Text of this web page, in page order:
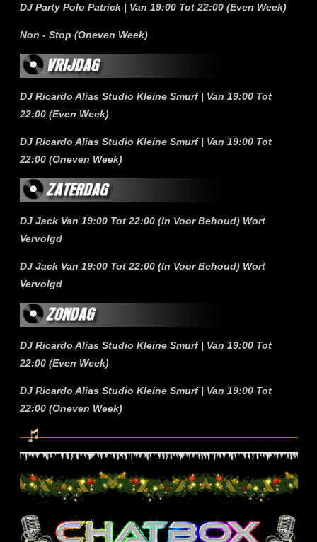
DJ Party Polo Patrick | Van 19:00 Tot 22:00 (Even Week)
Non - Stop (Oneven Week)
DJ Ricardo Alias Studio Kleine Smurf | Van 19:00 Tot
22:00 (Even Week)
DJ Ricardo Alias Studio Kleine Smurf | Van 19:00 Tot
22:00 (Oneven Week)
DJ Jack Van 19:00 Tot 22:00 (In Voor Behoud) Wort
Vervolgd
DJ Jack Van 19:00 Tot 22:00 (In Voor Behoud) Wort
Vervolgd
DJ Ricardo Alias Studio Kleine Smurf | Van 19:00 Tot
22:00 (Even Week)
DJ Ricardo Alias Studio Kleine Smurf | Van 19:00 Tot
22:00 (Oneven Week)